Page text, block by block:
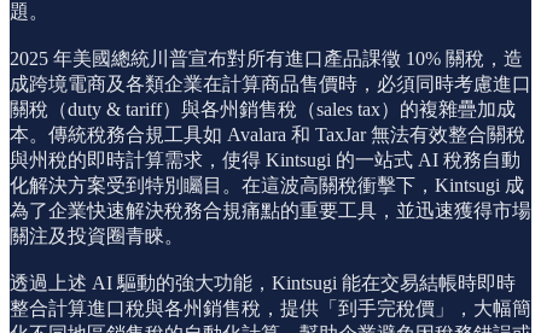
題。
2025 年美國總統川普宣布對所有進口產品課徵 10% 關稅，造
成跨境電商及各類企業在計算商品售價時，必須同時考慮進口
關稅（duty & tariff）與各州銷售稅（sales tax）的複雜疊加成
本。傳統稅務合規工具如 Avalara 和 TaxJar 無法有效整合關稅
與州稅的即時計算需求，使得 Kintsugi 的一站式 AI 稅務自動
化解決方案受到特別矚目。在這波高關稅衝擊下，Kintsugi 成
為了企業快速解決稅務合規痛點的重要工具，並迅速獲得市場
關注及投資圈青睞。
透過上述 AI 驅動的強大功能，Kintsugi 能在交易結帳時即時
整合計算進口稅與各州銷售稅，提供「到手完稅價」，大幅簡